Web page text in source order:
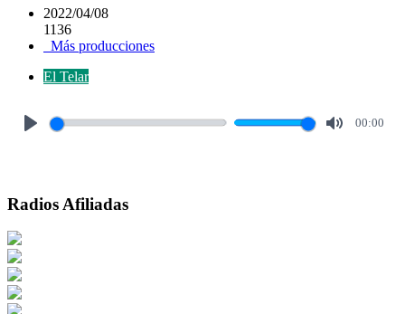
2022/04/08
1136
Más producciones
El Telar
00:00
Radios Afiliadas